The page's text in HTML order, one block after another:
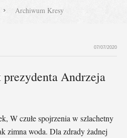
Archiwum Kresy
07/07/2020
prezydenta Andrzeja
W czułe spojrzenia w szlachetny
zimna woda. Dla zdrady żadnej